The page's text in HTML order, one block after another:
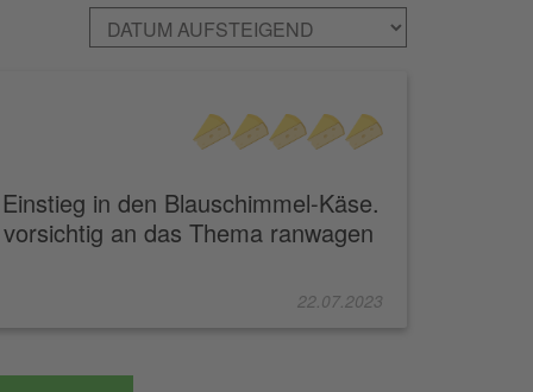
in den Blauschimmel-Käse.
an das Thema ranwagen
22.07.2023